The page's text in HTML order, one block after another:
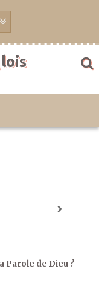
Parole de Dieu ?